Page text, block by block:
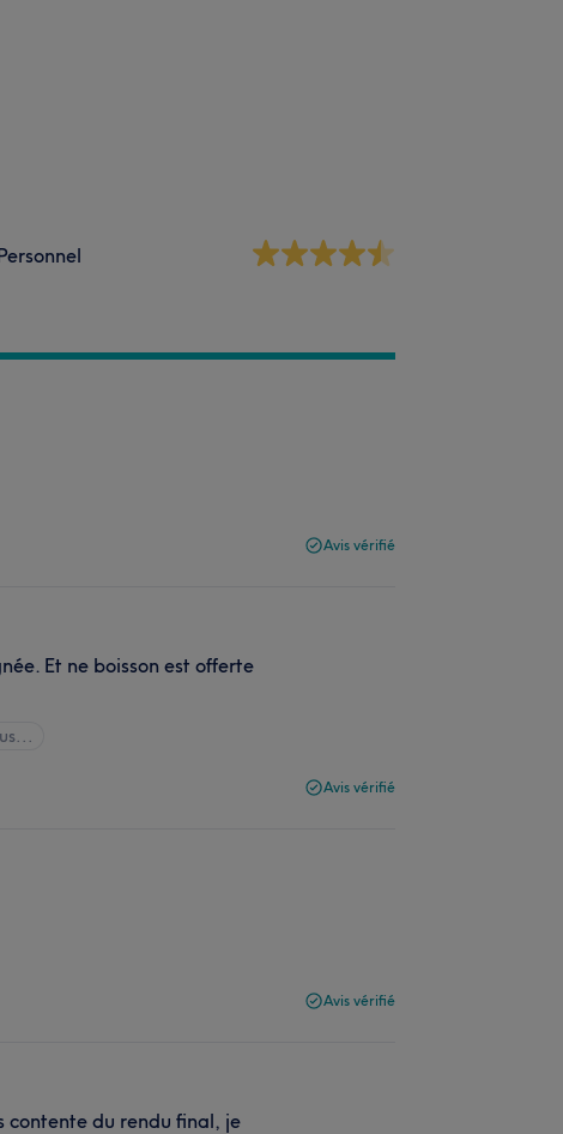
Avis vérifié
Et ne boisson est offerte
Avis vérifié
Avis vérifié
contente du rendu final, je